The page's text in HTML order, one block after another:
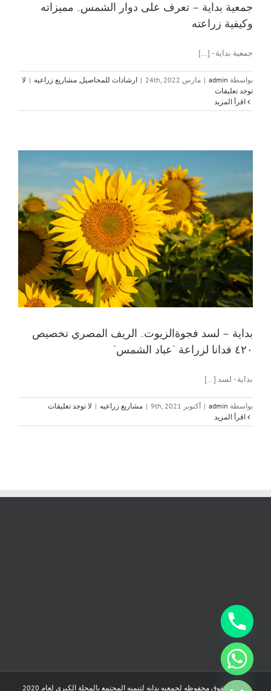
جمعية بداية – تعرف على دوار الشمس.. مميزاته
وكيفية زراعته
جمعية بداية - [...]
بواسطة admin
| مارس 24th, 2022 | ارشادات للمحاصيل, مشاريع زراعيه | لا
توجد تعليقات
بداية – لسد فجوةالزيوت.. الريف المصري تخصيص
٤٢٠ فدانا لزراعة “عباد الشمس”
بداية - لسد [...]
بواسطة admin
| أكتوبر 9th, 2021 | مشاريع زراعيه | لا توجد تعليقات
جميع الحقوق محفوظه لجمعيه بدايه لتنميه المجتمع بالمحلة الكبرى لعام 2020
Hide
chaty